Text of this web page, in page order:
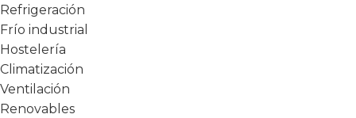
Refrigeración
Frío industrial
Hostelería
Climatización
Ventilación
Renovables